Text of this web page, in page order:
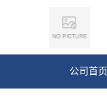
公司首页